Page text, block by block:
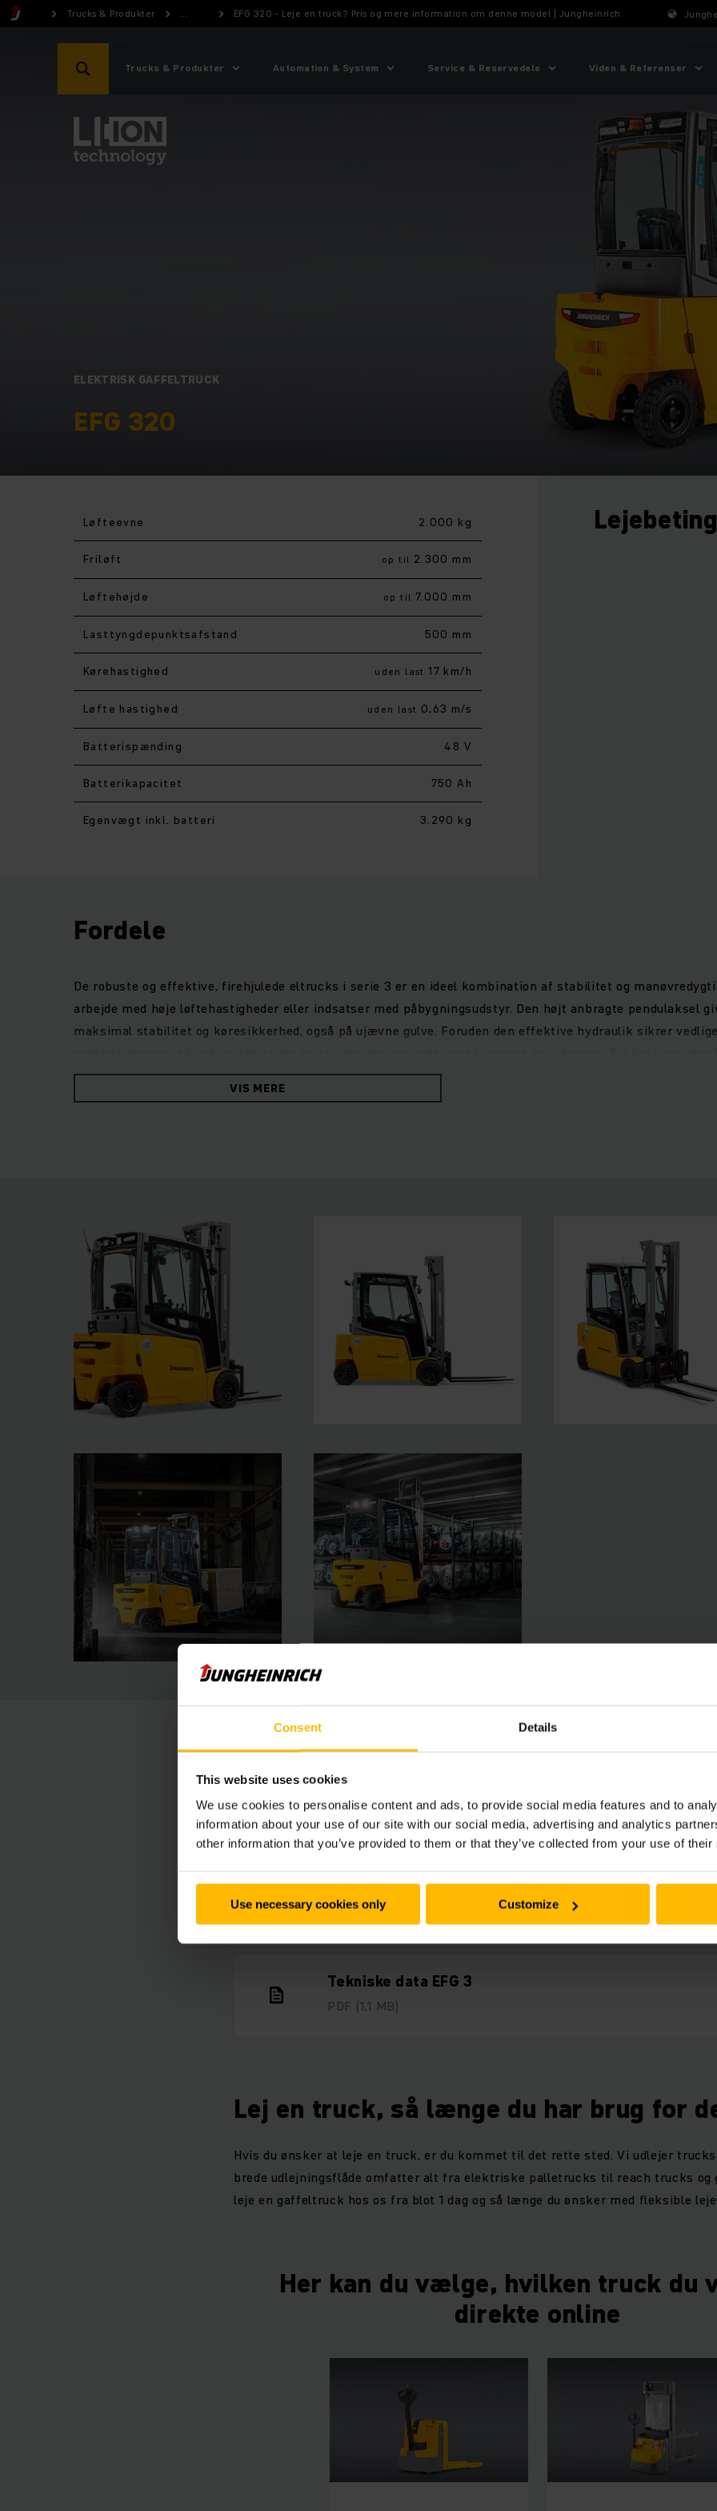
Consent Details
This website uses cookies
We use cookies to personalise content and ads, to provide social media features and to
information about your use of our site with our social media, advertising and analytics
other information that you’ve provided to them or that they’ve collected from your use of
Use necessary cookies only Customize
Trucks & Produkter ... EFG 320 - Leje en truck? Pris og mere information om denne model | Jungheinrich
Trucks & Produkter Automation & System Service & Reservedele Viden & Referenser
ELEKTRISK GAFFELTRUCK
EFG 320
Løfteevne 2.000 kg
Friløft op til 2.300 mm
Løftehøjde op til 7.000 mm
Lasttyngdepunktsafstand 500 mm
Kørehastighed uden last 17 km/h
Løfte hastighed uden last 0,63 m/s
Batterispænding 48 V
Batterikapacitet 750 Ah
Egenvægt inkl. batteri 3.290 kg
Fordele
De robuste og effektive, firehjulede eltrucks i serie 3 er en ideel kombination af stabilitet og
arbejde med høje løftehastigheder eller indsatser med påbygningsudstyr. Den højt anbragte pendulaksel
maksimal stabilitet og køresikkerhed, også på ujævne gulve. Foruden den effektive hydraulik sikrer
udsyn til lasten, og den smalle ratstamme sikrer mere benplads. Fuldfarvedisplayet med høj opløsning
VIS MERE
Downloads
Kundefordele EFG 3
PDF(1,3 MB)
Tekniske data EFG 3
PDF (1,1 MB)
Lej en truck, så længe du har brug for
Hvis du ønsker at leje en truck, er du kommet til det rette sted. Vi udlejer
brede udlejningsflåde omfatter alt fra elektriske palletrucks til reach trucks og
leje en gaffeltruck hos os fra blot 1 dag og så længe du ønsker med fleksible
Her kan du vælge, hvilken truck du
direkte online